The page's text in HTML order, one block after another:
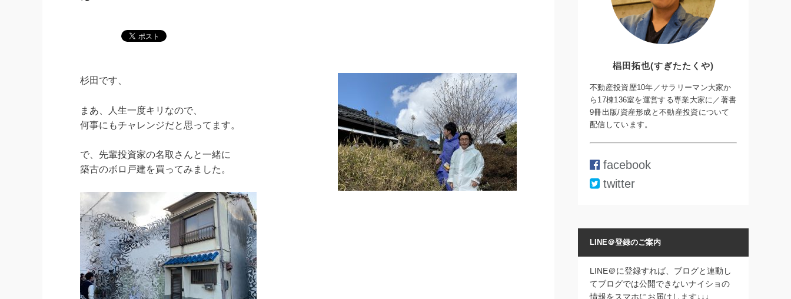
杉田です、
まあ、人生一度キリなので、
何事にもチャレンジだと思ってます。
で、先輩投資家の名取さんと一緒に
築古のボロ戸建を買ってみました。
椙田拓也(すぎたたくや)
不動産投資歴10年／サラリーマン大家か
ら17棟136室を運営する専業大家に／著書
9冊出版/資産形成と不動産投資について
配信しています。
facebook
twitter
LINE＠登録のご案内
LINE＠に登録すれば、ブログと連動し
てブログでは公開できないナイショの
情報をスマホにお届けします↓↓↓